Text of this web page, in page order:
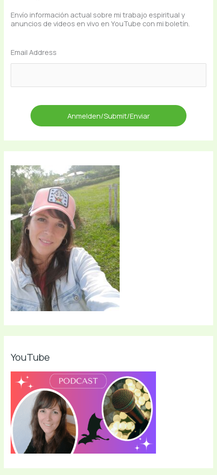
Envío información actual sobre mi trabajo espiritual y
anuncios de videos en vivo en YouTube con mi boletín.
Email Address
YouTube